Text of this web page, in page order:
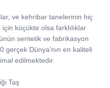
ve kehribar tanelerinin hiç
için küçükte olsa farklılıklar
sentetik ve fabrikasyon
gerçek Dünya'nın en kaliteli
edilmektedir.
Taş